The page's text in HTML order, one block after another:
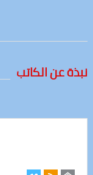
نبذة عن الكاتب